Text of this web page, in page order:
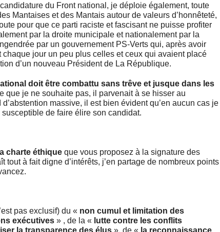
du Front national, je déploie également, toute
Mantaises et des Mantais autour de valeurs d’honnêteté,
pour que ce parti raciste et fascisant ne puisse profiter
par la droite municipale et nationalement par la
par un gouvernement PS-Verts qui, après avoir
chaque jour un peu plus celles et ceux qui avaient placé
d’un nouveau Président de La République.
doit être combattu sans trêve et jusque dans les
que je ne souhaite pas, il parvenait à se hisser au
massive, il est bien évident qu’en aucun cas je
de faire élire son candidat.
charte éthique que vous proposez à la signature des
tout à fait digne d’intérêts, j’en partage de nombreux points
pas exclusif) du « non cumul et limitation des
exécutives » , de la « lutte contre les conflits
la transparence des élus », de « la reconnaissance